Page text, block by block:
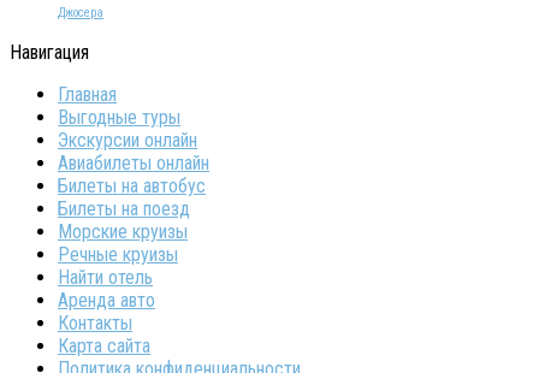
Джосера
Навигация
Главная
Выгодные туры
Экскурсии онлайн
Авиабилеты онлайн
Билеты на автобус
Билеты на поезд
Морские круизы
Речные круизы
Найти отель
Аренда авто
Контакты
Карта сайта